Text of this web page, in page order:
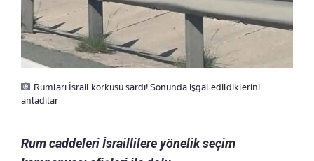
Rumları İsrail korkusu sardı! Sonunda işgal edildiklerini
anladılar
Rum caddeleri İsraillilere yönelik seçim